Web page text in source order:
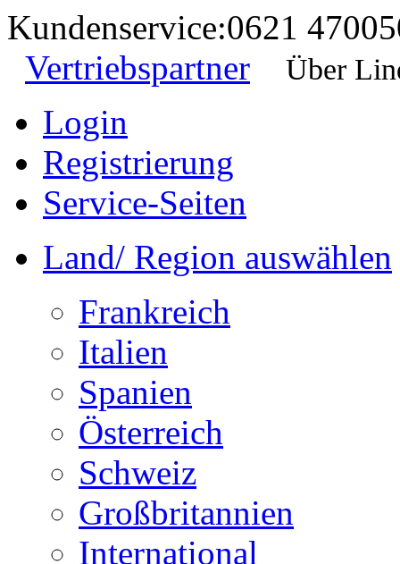
Kundenservice:0621
Vertriebspartner
Über
Login
Registrierung
Service-Seiten
Land/ Region auswählen
Frankreich
Italien
Spanien
Österreich
Schweiz
Großbritannien
International